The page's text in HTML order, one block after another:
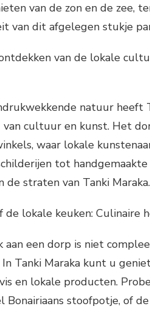
van de zon en de zee,
van dit afgelegen stukje
van de lokale
natuur heeft
cultuur en kunst. Het
waar lokale
tot
de straten van Tanki Maraka.
lokale keuken: Culinaire
aan een dorp is niet
In Tanki Maraka kunt u
en lokale producten.
Bonairiaans stoofpotje, of